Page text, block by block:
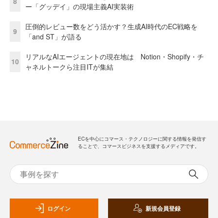
ー「グッデイ」の現場主義AI実装術
9
圧倒的レビュー数をどう活かす？生成AI時代のEC戦略を
「and ST」が語る
10
リアルなAIエージェントの現在地は Notion・Shopify・チ
ャネルトークら注目ITが集結
ECを中心にコマース・テクノロジーに関する情報を発信す
ることで、コマースビジネスを支援するメディアです。
ログイン 新規会員登録